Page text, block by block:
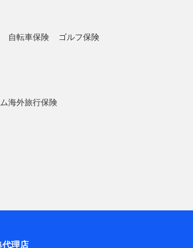
自転車保険
ゴルフ保険
海外旅行保険
代理店